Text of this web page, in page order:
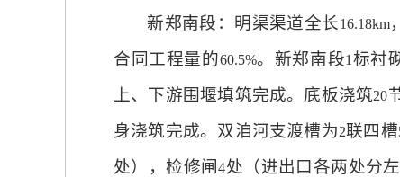
新郑南段：明渠渠道全长16.18km
合同工程量的60.5%。新郑南段1 标衬
上、下游围堰填筑完成。底板浇筑20
身浇筑完成。双洎河支渡槽为2联四槽
处），检修闸4处（进出口各两处分